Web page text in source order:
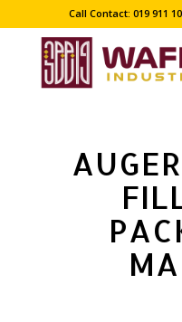
Call Contact: 019 911